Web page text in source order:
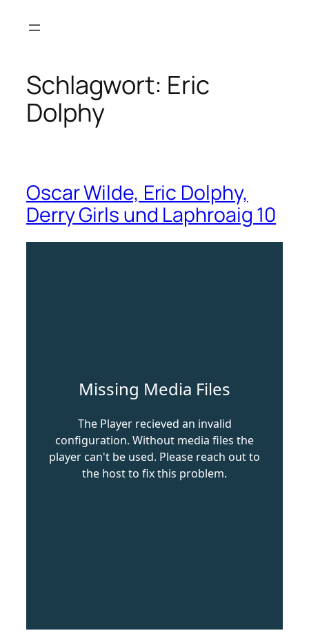
Inhalt
Schlagwort: Eric
Dolphy
Oscar Wilde, Eric Dolphy,
Derry Girls und Laphroaig 10